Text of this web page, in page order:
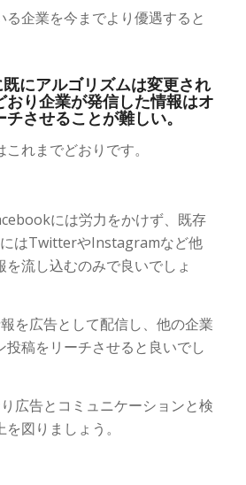
企業を今までより優遇すると
にアルゴリズムは変更され
おり企業が発信した情報はオ
させることが難しい。
れまでどおりです。
には労力をかけず、既存
はTwitterやInstagramなど他
流し込むのみで良いでしょ
を広告として配信し、他の企業
投稿をリーチさせると良いでし
広告とコミュニケーションと検
図りましょう。